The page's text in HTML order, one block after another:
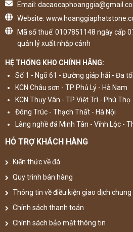
Email:
Website:
Mã số thuế: 0107851148 ngày cấp
quản lý xuất nhập cảnh
HỆ THỐNG KHO CHÍNH HÃNG:
Số 1 - Ngõ 61 - Đường giáp hải - Đa
KCN Châu sơn - TP Phủ Lý - Hà Nam
KCN Thụy Vân - TP Việt Trì - Phú Thọ
Đông Trúc - Thạch Thất - Hà Nội
Làng nghề đá Minh Tân - Vĩnh Lộc -
HỖ TRỢ KHÁCH HÀNG
Kiến thức về đá
Quy trình bán hàng
Thông tin về điều kiện giao dịch chung
Chính sách thanh toán
Chính sách bảo mật thông tin